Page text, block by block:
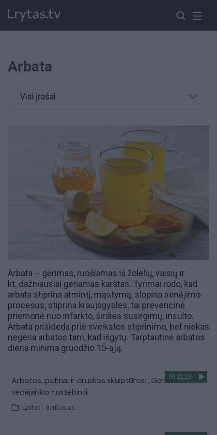
Arbata
Visi įrašai
Arbata – gėrimas, ruošiamas iš žolelių, vaisių ir
kt. dažniausiai geriamas karštas. Tyrimai rodo, kad
arbata stiprina atmintį, mąstymą, slopina senėjimo
procesus, stiprina kraujagysles, tai prevencinė
priemonė nuo infarkto, širdies susirgimų, insulto.
Arbata prisideda prie sveikatos stiprinimo, bet niekas
negeria arbatos tam, kad išgytų. Tarptautinė arbatos
diena minima gruodžio 15-ąją.
00:22:23
Arbatos, putinai ir druskos skulptūros: „Geriausias“
vedėjai liko nustebinti
Laidos Geriausias